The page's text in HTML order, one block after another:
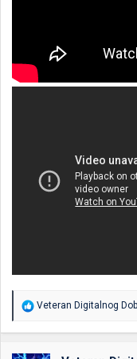
R
a
o
Veteran Digitalnog